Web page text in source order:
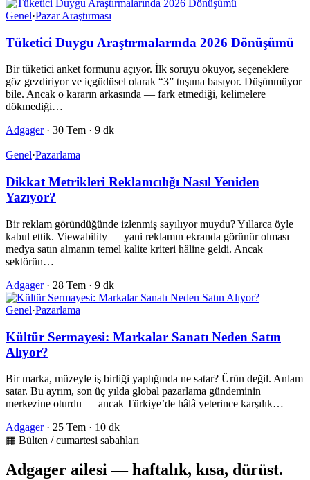
Genel·Pazar Araştırması
Tüketici Duygu Araştırmalarında 2026 Dönüşümü
Bir tüketici anket formunu açıyor. İlk soruyu okuyor, seçeneklere
göz gezdiriyor ve içgüdüsel olarak “3” tuşuna basıyor. Düşünmüyor
bile. Ancak o kararın arkasında — fark etmediği, kelimelere
dökmediği…
Adgager · 30 Tem · 9 dk
Genel·Pazarlama
Dikkat Metrikleri Reklamcılığı Nasıl Yeniden
Yazıyor?
Bir reklam göründüğünde izlenmiş sayılıyor muydu? Yıllarca öyle
kabul ettik. Viewability — yani reklamın ekranda görünür olması —
medya satın almanın temel kalite kriteri hâline geldi. Ancak
sektörün…
Adgager · 28 Tem · 9 dk
Genel·Pazarlama
Kültür Sermayesi: Markalar Sanatı Neden Satın
Alıyor?
Bir marka, müzeyle iş birliği yaptığında ne satar? Ürün değil. Anlam
satar. Bu ayrım, son üç yılda global pazarlama gündeminin
merkezine oturdu — ancak Türkiye’de hâlâ yeterince karşılık…
Adgager · 25 Tem · 10 dk
▦ Bülten / cumartesi sabahları
Adgager ailesi — haftalık, kısa, dürüst.